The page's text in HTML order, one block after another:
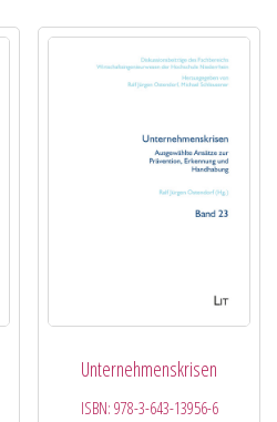
Unternehmenskrisen
ISBN: 978-3-643-13956-6